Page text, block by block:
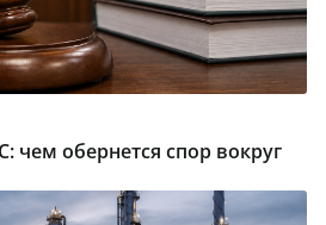
чем обернется спор вокруг